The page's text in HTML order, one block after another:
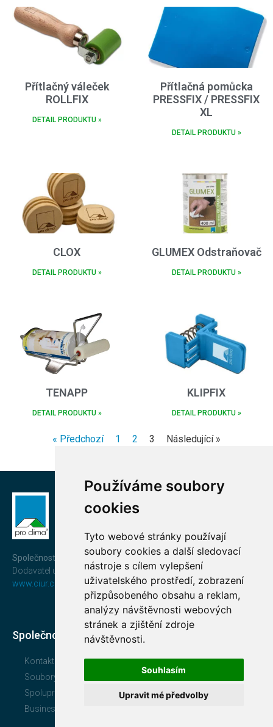
Používáme soubory
cookies
Tyto webové stránky používají
soubory cookies a další sledovací
nástroje s cílem vylepšení
uživatelského prostředí, zobrazení
přizpůsobeného obsahu a reklam,
analýzy návštěvnosti webových
stránek a zjištění zdroje
návštěvnosti.
Souhlasím
Upravit mé předvolby
Přítlačný váleček
ROLLFIX
DETAIL PRODUKTU »
Přítlačná pomůcka
PRESSFIX / PRESSFIX
XL
DETAIL PRODUKTU »
CLOX
DETAIL PRODUKTU »
GLUMEX Odstraňovač
DETAIL PRODUKTU »
TENAPP
DETAIL PRODUKTU »
KLIPFIX
DETAIL PRODUKTU »
« Předchozí 1 2 3 Následující »
Společnost CIUR a.s.
Dodavatel uceleného a prověřeného systémupro clima®
www.ciur.cz
Společnost
Kontakt
Soubory ke stažení
Spolupracujte s námi
Business Compliance CIUR